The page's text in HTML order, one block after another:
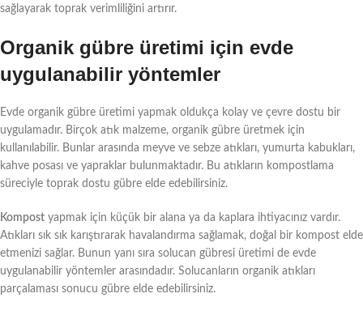
sağlayarak toprak verimliliğini artırır.
Organik gübre üretimi için evde
uygulanabilir yöntemler
Evde organik gübre üretimi yapmak oldukça kolay ve çevre dostu bir
uygulamadır. Birçok atık malzeme, organik gübre üretmek için
kullanılabilir. Bunlar arasında meyve ve sebze atıkları, yumurta kabukları,
kahve posası ve yapraklar bulunmaktadır. Bu atıkların kompostlama
süreciyle toprak dostu gübre elde edebilirsiniz.
Kompost yapmak için küçük bir alana ya da kaplara ihtiyacınız vardır.
Atıkları sık sık karıştırarak havalandırma sağlamak, doğal bir kompost elde
etmenizi sağlar. Bunun yanı sıra solucan gübresi üretimi de evde
uygulanabilir yöntemler arasındadır. Solucanların organik atıkları
parçalaması sonucu gübre elde edebilirsiniz.